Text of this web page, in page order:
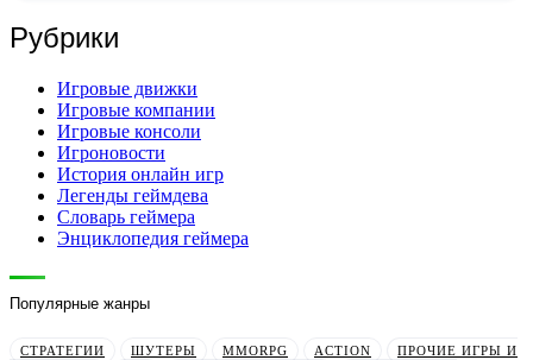
Рубрики
Игровые движки
Игровые компании
Игровые консоли
Игроновости
История онлайн игр
Легенды геймдева
Словарь геймера
Энциклопедия геймера
Популярные жанры
СТРАТЕГИИ ШУТЕРЫ MMORPG ACTION
ПРОЧИЕ ИГРЫ И